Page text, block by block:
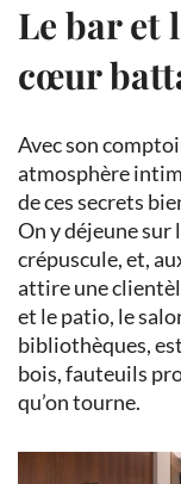
Le bar et
cœur
Avec son
atmosphère
de ces secrets
On y déjeune sur
crépuscule, et,
attire une
et le patio, le
bibliothèques,
bois, fauteuils
qu’on tourne.